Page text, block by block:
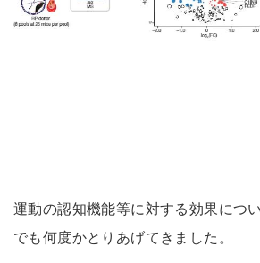
運動の認知機能等に対する効果につ
でも何度かとりあげてきました。